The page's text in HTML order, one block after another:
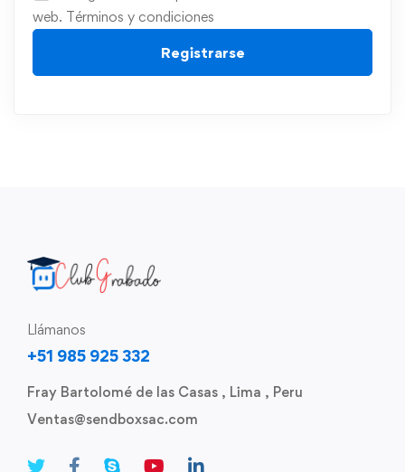
web. Términos y condiciones
Registrarse
Llámanos
+51 985 925 332
Fray Bartolomé de las Casas , Lima , Peru
Ventas@sendboxsac.com